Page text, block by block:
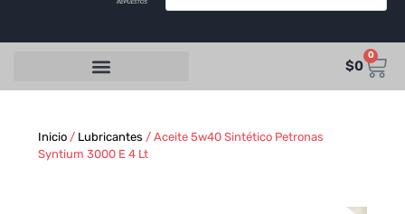
$0
0
Inicio / Lubricantes / Aceite 5w40 Sintético Petronas
Syntium 3000 E 4 Lt